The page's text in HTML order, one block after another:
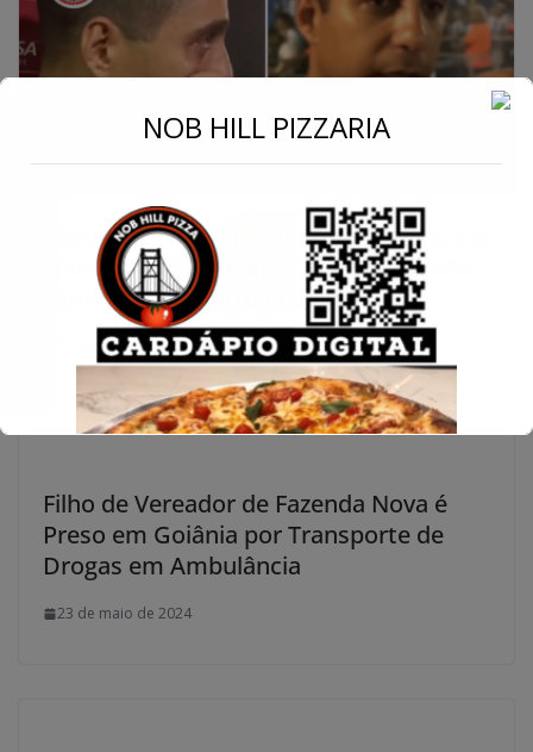
Presidente Hugo Jorge Bravo classifica a
goleada de 6 a 0 como uma “palhaçada”
e promete reação da equipe
23 de maio de 2024
Filho de Vereador de Fazenda Nova é
Preso em Goiânia por Transporte de
Drogas em Ambulância
23 de maio de 2024
NOB HILL PIZZARIA